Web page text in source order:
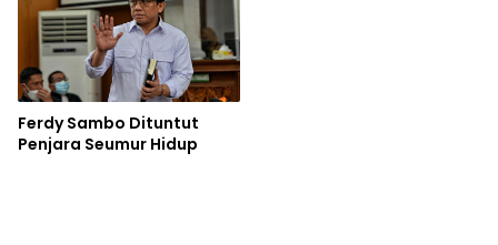
Ferdy Sambo Dituntut
Penjara Seumur Hidup